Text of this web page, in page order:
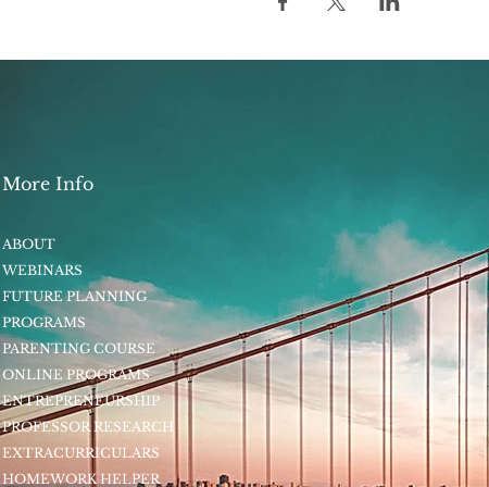
More Info
ABOUT
WEBINARS
FUTURE PLANNING
PROGRAMS
PARENTING COURSE
ONLINE PROGRAMS
ENTREPRENEURSHIP
PROFESSOR RESEARCH
EXTRACURRICULARS
HOMEWORK HELPER